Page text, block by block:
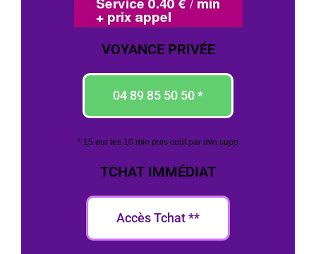
VOYANCE PRIVÉE
04 89 85 50 50 *
* 15 eur les 10 min puis coût par min supp
TCHAT IMMÉDIAT
Accès Tchat **